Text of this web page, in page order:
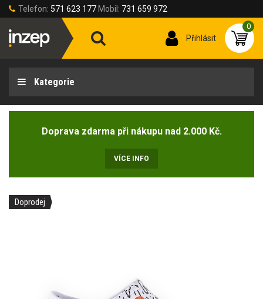
Telefon: 571 623 177 Mobil: 731 659 972
Přihlásit
0
Kategorie
Doprava zdarma při nákupu nad 2.000 Kč.
VÍCE INFO
Doprodej